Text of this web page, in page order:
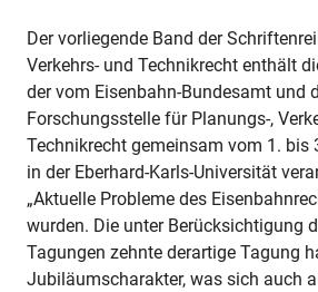
Der vorliegende Band der
Verkehrs- und Technikrecht enthält
der vom Eisenbahn-Bundesamt und
Forschungsstelle für Planungs-,
Technikrecht gemeinsam vom 1. bis
in der Eberhard-Karls-Universität
„Aktuelle Probleme des
wurden. Die unter Berücksichtigung
Tagungen zehnte derartige Tagung
Jubiläumscharakter, was sich auch